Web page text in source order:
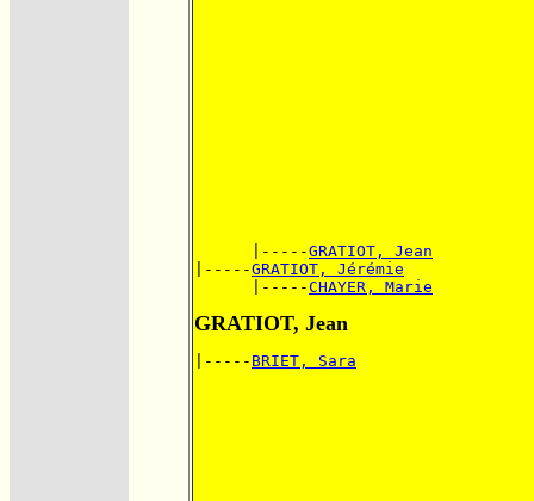
      |-----
GRATIOT, Jean
|-----GRATIOT, Jérémie
      |-----
CHAYER, Marie
GRATIOT, Jean
|----- BRIET, Sara